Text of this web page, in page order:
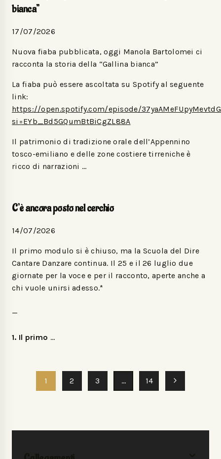
bianca”
17/07/2026
Nuova fiaba pubblicata, oggi Manola Bartolomei ci
racconta la storia della “Gallina bianca”
La fiaba può essere ascoltata su Spotify al seguente
link:
https://open.spotify.com/episode/
si=EYb_Bd5GQumBtBiCgZL88A
Il patrimonio di tradizione orale dell’Appennino
tosco-emiliano e delle zone costiere tirreniche è
ricco di narrazioni …
C’è ancora posto nel cerchio
14/07/2026
Il primo modulo si è chiuso, ma la Scuola del Dire
Cantare Danzare continua. Il 25 e il 26 luglio due
giornate per la voce e per il racconto, aperte anche a
chi vuole unirsi adesso.*
—
1. Il primo …
1 2 3 … 14